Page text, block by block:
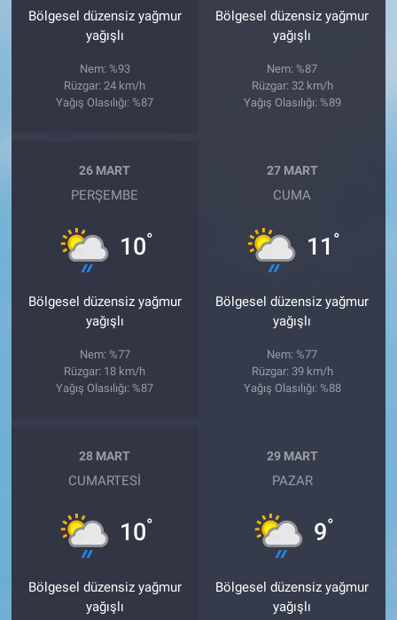
Bölgesel düzensiz yağmur
yağışlı
Nem: %93
Rüzgar: 24 km/h
Yağış Olasılığı: %87
Bölgesel düzensiz yağmur
yağışlı
Nem: %87
Rüzgar: 32 km/h
Yağış Olasılığı: %89
26 MART
PERŞEMBE
10°
Bölgesel düzensiz yağmur
yağışlı
Nem: %77
Rüzgar: 18 km/h
Yağış Olasılığı: %87
27 MART
CUMA
11 °
Bölgesel düzensiz yağmur
yağışlı
Nem: %77
Rüzgar: 39 km/h
Yağış Olasılığı: %88
28 MART
CUMARTESI
10°
Bölgesel düzensiz yağmur
yağışlı
29 MART
PAZAR
9°
Bölgesel düzensiz yağmur
yağışlı